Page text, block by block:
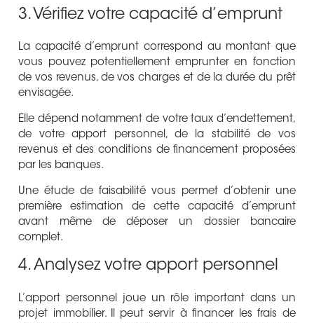
3. Vérifiez votre capacité d’emprunt
La capacité d’emprunt correspond au montant que
vous pouvez potentiellement emprunter en fonction
de vos revenus, de vos charges et de la durée du prêt
envisagée.
Elle dépend notamment de votre taux d’endettement,
de votre apport personnel, de la stabilité de vos
revenus et des conditions de financement proposées
par les banques.
Une étude de faisabilité vous permet d’obtenir une
première estimation de cette capacité d’emprunt
avant même de déposer un dossier bancaire
complet.
4. Analysez votre apport personnel
L’apport personnel joue un rôle important dans un
projet immobilier. Il peut servir à financer les frais de